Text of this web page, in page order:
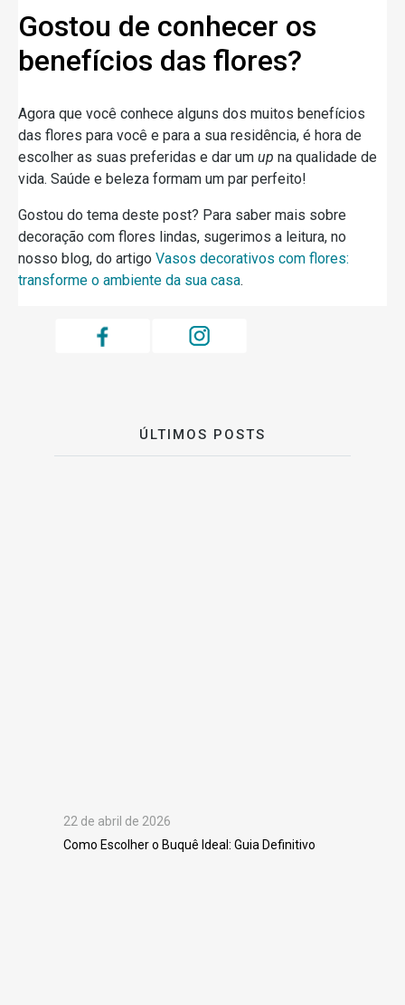
Gostou de conhecer os
benefícios das flores?
Agora que você conhece alguns dos muitos benefícios
das flores para você e para a sua residência, é hora de
escolher as suas preferidas e dar um up na qualidade de
vida. Saúde e beleza formam um par perfeito!
Gostou do tema deste post? Para saber mais sobre
decoração com flores lindas, sugerimos a leitura, no
nosso blog, do artigo Vasos decorativos com flores:
transforme o ambiente da sua casa.
ÚLTIMOS POSTS
22 de abril de 2026
Como Escolher o Buquê Ideal: Guia Definitivo